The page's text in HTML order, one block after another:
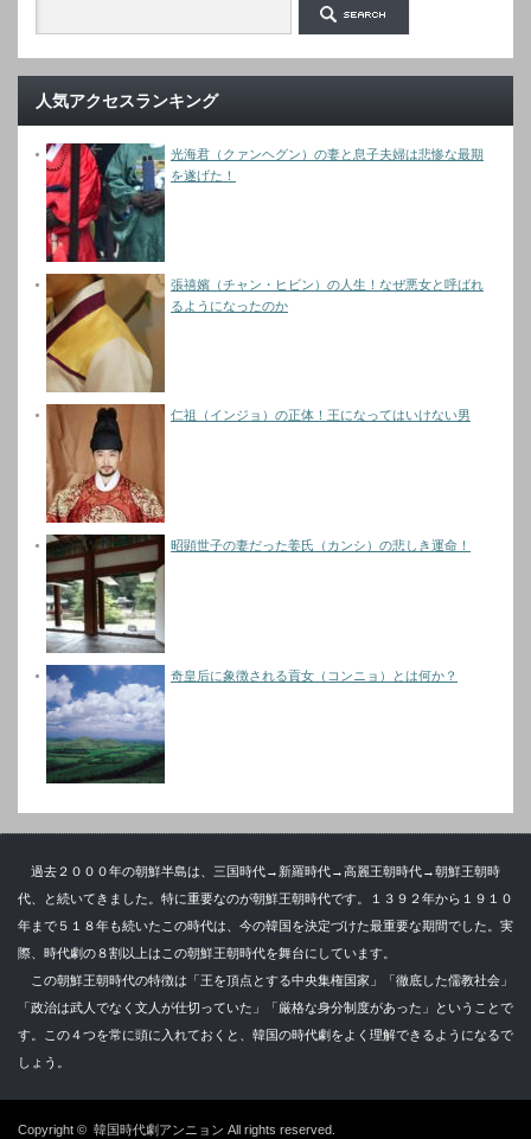
人気アクセスランキング
光海君（クァンヘグン）の妻と息子夫婦は悲惨な最期
を遂げた！
張禧嬪（チャン・ヒビン）の人生！なぜ悪女と呼ばれ
るようになったのか
仁祖（インジョ）の正体！王になってはいけない男
昭顕世子の妻だった姜氏（カンシ）の悲しき運命！
奇皇后に象徴される貢女（コンニョ）とは何か？
過去２０００年の朝鮮半島は、三国時代→新羅時代→高麗王朝時代→朝鮮王朝時
代、と続いてきました。特に重要なのが朝鮮王朝時代です。１３９２年から１９１０
年まで５１８年も続いたこの時代は、今の韓国を決定づけた最重要な期間でした。実
際、時代劇の８割以上はこの朝鮮王朝時代を舞台にしています。
この朝鮮王朝時代の特徴は「王を頂点とする中央集権国家」「徹底した儒教社会」
「政治は武人でなく文人が仕切っていた」「厳格な身分制度があった」ということで
す。この４つを常に頭に入れておくと、韓国の時代劇をよく理解できるようになるで
しょう。
Copyright © 韓国時代劇アンニョン All rights reserved.